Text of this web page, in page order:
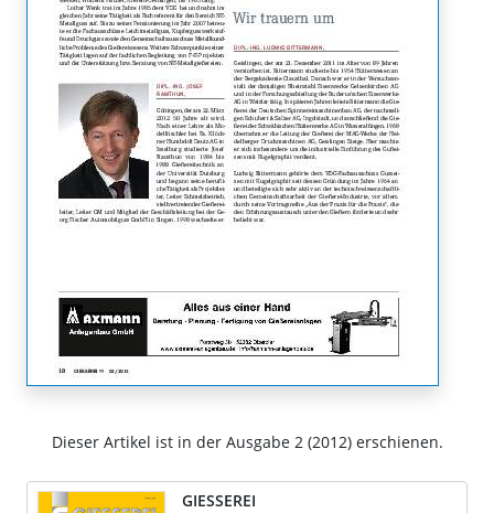
Dieser Artikel ist in der Ausgabe 2 (2012) erschienen.
GIESSEREI